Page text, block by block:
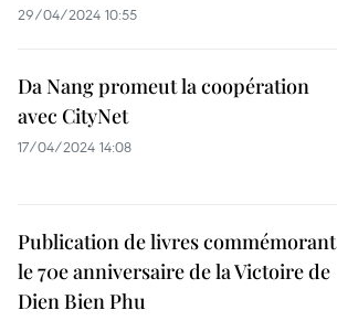
29/04/2024 10:55
Da Nang promeut la coopération
avec CityNet
17/04/2024 14:08
Publication de livres commémorant
le 70e anniversaire de la Victoire de
Dien Bien Phu